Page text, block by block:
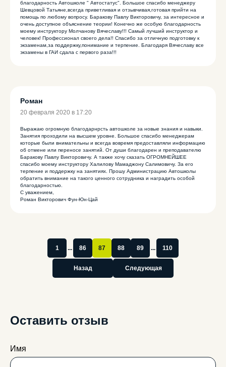
благодарность Автошколе " Автостатус". Большое спасибо менеджеру
Шевцовой Татьяне,всегда приветливая и отзывчивая,готовая прийти на
помощь по любому вопросу. Баракову Павлу Викторовичу, за интересное и
очень доступное объяснение теории! Конечно же особую благодарность
моему инструктору Молчанову Вячеславу!!! Самый лучший инструктор и
человек! Профессионал своего дела!! Спасибо за отличную подготовку к
экзаменам,за поддержку,понимание и терпение. Благодаря Вячеславу все
экзамены в ГАИ сдала с первого раза!!!
Роман
20 февраля 2020 в 17:20
Выражаю огромную благодарнрсть автошколе за новые знания и навыки.
Занятия проходили на высшем уровне. Большое спасибо менеджерам
которые были внимательны и всегда вовремя предоставляли информацию
об отмене или переносе занятий. От души благодарен и преподавателю
Баракову Павлу Викторовичу. А также хочу сказать ОГРОМНЕЙШЕЕ
спасибо моему инструктору Халилову Мамаджону Салимовичу. За его
терпение и поддержку на занятиях. Прошу Администрацию Автошколы
обратить внимание на такого ценного сотрудника и наградить особой
благодарностью.
С уважением,
Роман Викторович Фун-Юн-Цай
1 ... 86 87 88 89 ... 110
Назад Следующая
Оставить отзыв
Имя
НА НАС В СОЦИАЛЬНЫХ СЕТЯХ!
ПОДПИШИСЬ
категория А
категория B категория E
Отправляя свои контактные данные, вы соглашаетесь